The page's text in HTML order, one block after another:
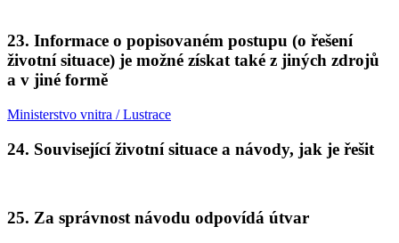
23. Informace o popisovaném postupu (o řešení
životní situace) je možné získat také z jiných zdrojů
a v jiné formě
Ministerstvo vnitra / Lustrace
24. Související životní situace a návody, jak je řešit
25. Za správnost návodu odpovídá útvar